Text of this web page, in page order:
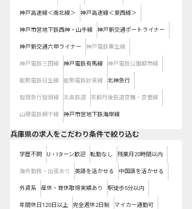
神戸高速線＜南北線＞ 神戸高速線＜東西線＞
神戸市営地下鉄西神・山手線 神戸新交通ポートライナー
神戸新交通六甲ライナー 神戸電鉄粟生線
神戸電鉄三田線 神戸電鉄有馬線 神戸電鉄公園都市線
能勢電鉄日生線 能勢電鉄妙見線 北神急行
智頭急行智頭線 北条鉄道 京都丹後鉄道宮舞・宮豊線
山陽電鉄網干線 神戸市営地下鉄海岸線
兵庫県の求人をこだわり条件で絞り込む
学歴不問 U・Iターン歓迎 転勤なし 残業月20時間以内
海外勤務・出張あり 英語を活かせる 中国語を活かせる
外資系 産休・育休取得実績あり 駅徒歩5分以内
年間休日120日以上 完全週休2日制 マイカー通勤可